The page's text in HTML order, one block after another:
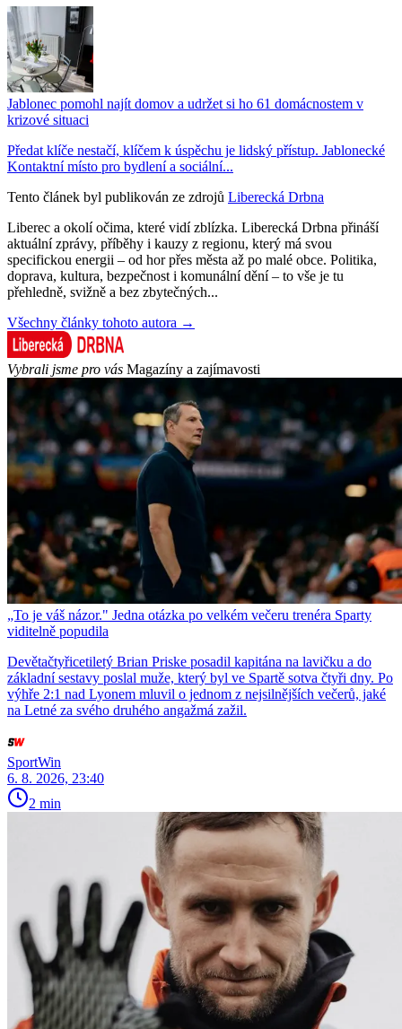
Jablonec pomohl najít domov a udržet si ho 61 domácnostem v
krizové situaci
Předat klíče nestačí, klíčem k úspěchu je lidský přístup. Jablonecké
Kontaktní místo pro bydlení a sociální...
Tento článek byl publikován ze zdrojů Liberecká Drbna
Liberec a okolí očima, které vidí zblízka. Liberecká Drbna přináší
aktuální zprávy, příběhy i kauzy z regionu, který má svou
specifickou energii – od hor přes města až po malé obce. Politika,
doprava, kultura, bezpečnost i komunální dění – to vše je tu
přehledně, svižně a bez zbytečných...
Všechny články tohoto autora →
Vybrali jsme pro vás Magazíny a zajímavosti
„To je váš názor." Jedna otázka po velkém večeru trenéra Sparty
viditelně popudila
Devětačtyřicetiletý Brian Priske posadil kapitána na lavičku a do
základní sestavy poslal muže, který byl ve Spartě sotva čtyři dny. Po
výhře 2:1 nad Lyonem mluvil o jednom z nejsilnějších večerů, jaké
na Letné za svého druhého angažmá zažil.
SportWin
6. 8. 2026, 23:40
2 min